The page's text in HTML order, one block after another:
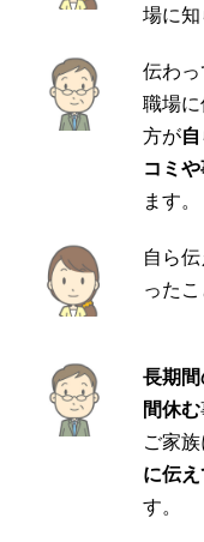
場に知
伝わ
職場
方が
コミ
ます。
自ら
ったこ
長期
間休む
ご家族
に伝え
す。